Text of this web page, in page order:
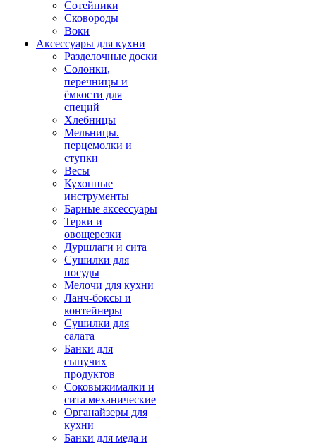
Сотейники
Сковороды
Воки
Аксессуары для кухни
Разделочные доски
Солонки,
перечницы и
ёмкости для
специй
Хлебницы
Мельницы.
перцемолки и
ступки
Весы
Кухонные
инструменты
Барные аксессуары
Терки и
овощерезки
Дуршлаги и сита
Сушилки для
посуды
Мелочи для кухни
Ланч-боксы и
контейнеры
Сушилки для
салата
Банки для
сыпучих
продуктов
Соковыжималки и
сита механические
Органайзеры для
кухни
Банки для меда и